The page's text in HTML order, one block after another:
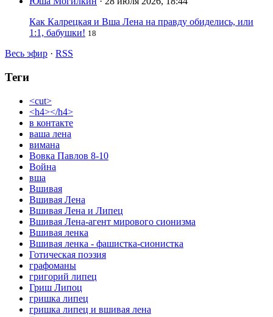
Как Калрецкая и Вша Лена на правду обиделись, или
1:1, бабушки! 18
Весь эфир · RSS
Теги
<cut>
<h4></h4>
в контакте
ваша лена
вимана
Вовка Павлов 8-10
Война
вша
Вшивая
Вшивая Лена
Вшивая Лена и Липец
Вшивая Лена-агент мирового сионизма
Вшивая ленка
Вшивая ленка - фашистка-сионистка
Готическая поэзия
графоманы
григорий липец
Гриш Липоц
гришка липец
гришка липец и вшивая лена